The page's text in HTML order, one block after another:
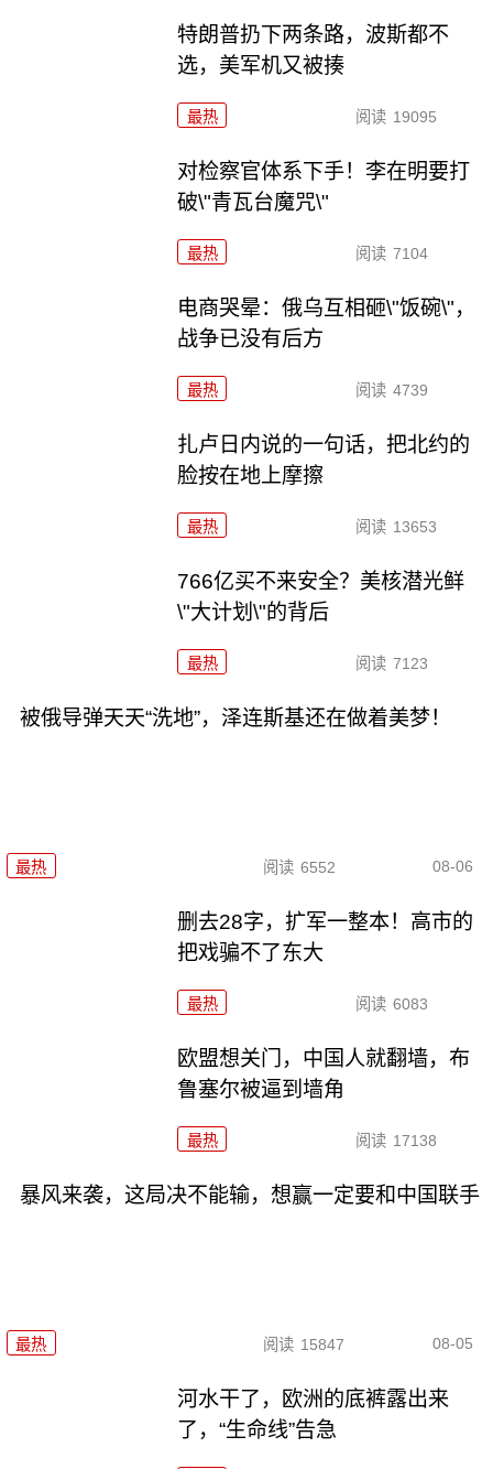
特朗普扔下两条路，波斯都不
选，美军机又被揍
最热 阅读 19095
对检察官体系下手！李在明要打
破\"青瓦台魔咒\"
最热 阅读 7104
电商哭晕：俄乌互相砸\"饭碗\"，
战争已没有后方
最热 阅读 4739
扎卢日内说的一句话，把北约的
脸按在地上摩擦
最热 阅读 13653
766亿买不来安全？美核潜光鲜
\"大计划\"的背后
最热 阅读 7123
被俄导弹天天“洗地”，泽连斯基还在做着美梦！
最热 阅读 6552 08-06
删去28字，扩军一整本！高市的
把戏骗不了东大
最热 阅读 6083
欧盟想关门，中国人就翻墙，布
鲁塞尔被逼到墙角
最热 阅读 17138
暴风来袭，这局决不能输，想赢一定要和中国联手
最热 阅读 15847 08-05
河水干了，欧洲的底裤露出来
了，“生命线”告急